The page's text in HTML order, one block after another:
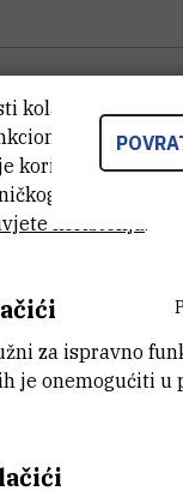
kolačiće. Neki
korištenja
iskustva. Za
korištenja
za ispravno
je onemogućiti u